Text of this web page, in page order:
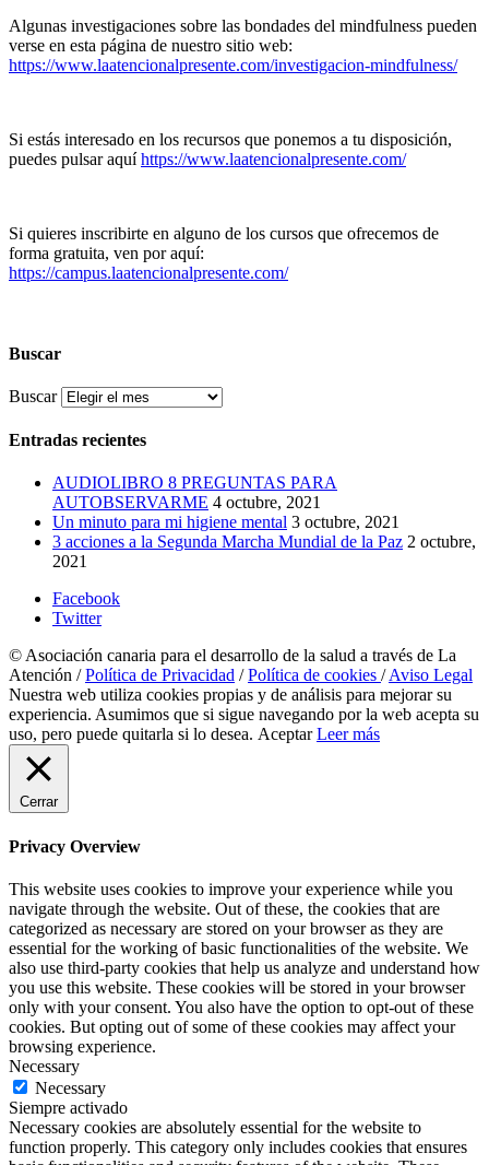
Algunas investigaciones sobre las bondades del mindfulness pueden
verse en esta página de nuestro sitio web:
https://www.laatencionalpresente.com/investigacion-mindfulness/
Si estás interesado en los recursos que ponemos a tu disposición,
puedes pulsar aquíhttps://www.laatencionalpresente.com/
Si quieres inscribirte en alguno de los cursos que ofrecemos de
forma gratuita, ven por aquí:
https://campus.laatencionalpresente.com/
Buscar
Buscar
Entradas recientes
AUDIOLIBRO 8 PREGUNTAS PARA
AUTOBSERVARME 4 octubre, 2021
Un minuto para mi higiene mental 3 octubre, 2021
3 acciones a la Segunda Marcha Mundial de la Paz 2 octubre,
2021
Facebook
Twitter
© Asociación canaria para el desarrollo de la salud a través de La
Atención /Política de Privacidad /Política de cookies /Aviso Legal
Nuestra web utiliza cookies propias y de análisis para mejorar su
experiencia. Asumimos que si sigue navegando por la web acepta su
uso, pero puede quitarla si lo desea. Aceptar Leer más
Cerrar
Privacy Overview
This website uses cookies to improve your experience while you
navigate through the website. Out of these, the cookies that are
categorized as necessary are stored on your browser as they are
essential for the working of basic functionalities of the website. We
also use third-party cookies that help us analyze and understand how
you use this website. These cookies will be stored in your browser
only with your consent. You also have the option to opt-out of these
cookies. But opting out of some of these cookies may affect your
browsing experience.
Necessary
Necessary
Siempre activado
Necessary cookies are absolutely essential for the website to
function properly. This category only includes cookies that ensures